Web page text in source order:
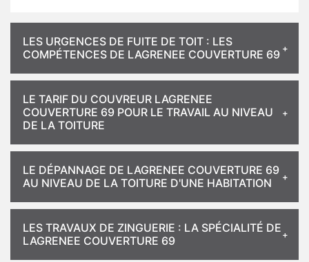
LES URGENCES DE FUITE DE TOIT : LES
COMPÉTENCES DE LAGRENEE COUVERTURE 69
LE TARIF DU COUVREUR LAGRENEE
COUVERTURE 69 POUR LE TRAVAIL AU NIVEAU
DE LA TOITURE
LE DÉPANNAGE DE LAGRENEE COUVERTURE 69
AU NIVEAU DE LA TOITURE D'UNE HABITATION
LES TRAVAUX DE ZINGUERIE : LA SPÉCIALITÉ DE
LAGRENEE COUVERTURE 69